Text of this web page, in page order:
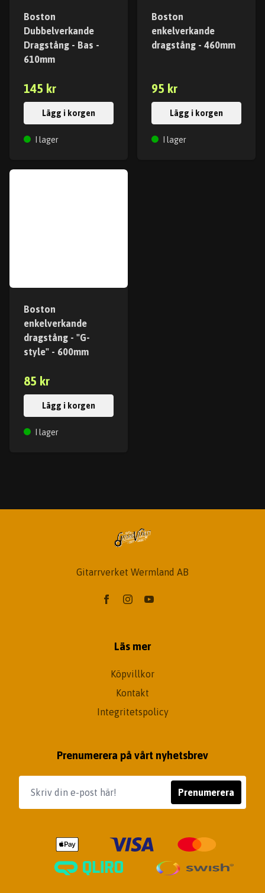
Boston
Dubbelverkande
Dragstång - Bas -
610mm
145 kr
Lägg i korgen
I lager
Boston
enkelverkande
dragstång - 460mm
95 kr
Lägg i korgen
I lager
Boston
enkelverkande
dragstång - "G-
style" - 600mm
85 kr
Lägg i korgen
I lager
Gitarrverket Wermland AB
Läs mer
Köpvillkor
Kontakt
Integritetspolicy
Prenumerera på vårt nyhetsbrev
Prenumerera